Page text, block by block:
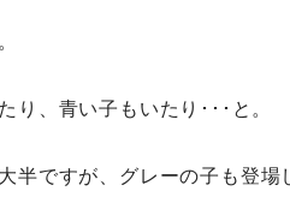
り、青い子もいたり･･･と。
半ですが、グレーの子も登場